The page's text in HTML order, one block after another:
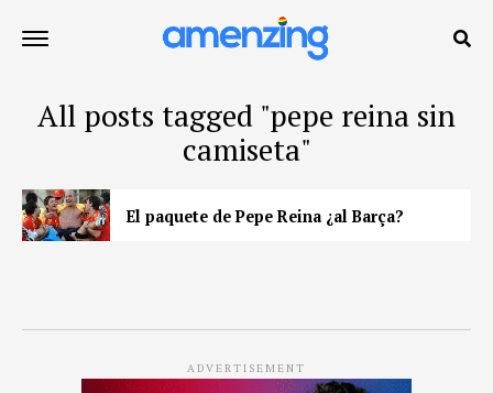
All posts tagged "pepe reina sin
camiseta"
El paquete de Pepe Reina ¿al Barça?
ADVERTISEMENT